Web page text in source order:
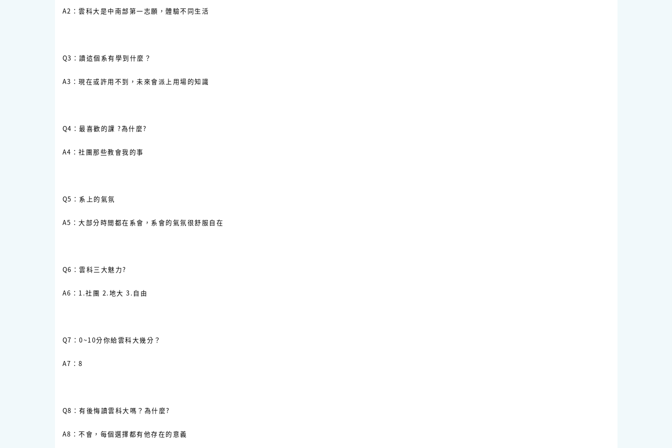
A2：雲科大是中南部第一志願，體驗不同生活
Q3：讀這個系有學到什麼？
A3：現在或許用不到，未來會派上用場的知識
Q4：最喜歡的課 ?為什麼?
A4：社團那些教會我的事
Q5：系上的氣氛
A5：大部分時間都在系會，系會的氣氛很舒服自在
Q6：雲科三大魅力?
A6：1.社團 2.地大 3.自由
Q7：0~10分你給雲科大幾分？
A7：8
Q8：有後悔讀雲科大嗎？為什麼?
A8：不會，每個選擇都有他存在的意義